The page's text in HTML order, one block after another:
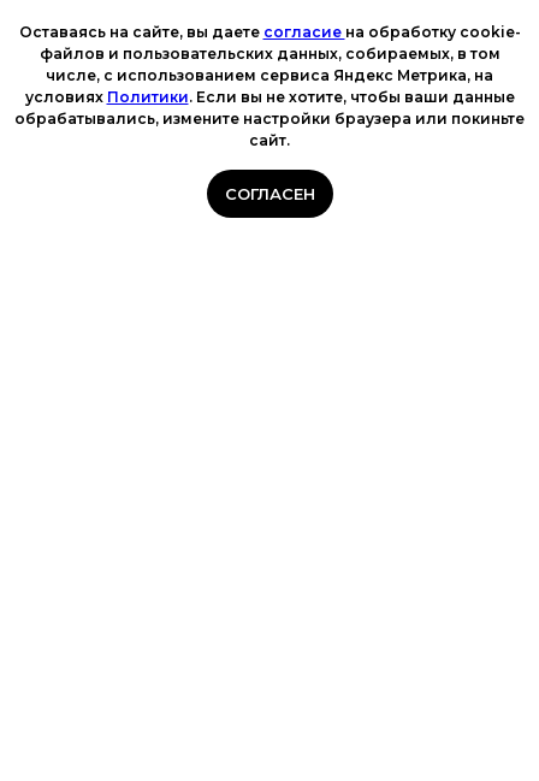
Оставаясь на сайте, вы даете согласие на обработку cookie-
файлов и пользовательских данных, собираемых, в том
числе, с использованием сервиса Яндекс Метрика, на
условиях Политики. Если вы не хотите, чтобы ваши данные
обрабатывались, измените настройки браузера или покиньте
сайт.
СОГЛАСЕН